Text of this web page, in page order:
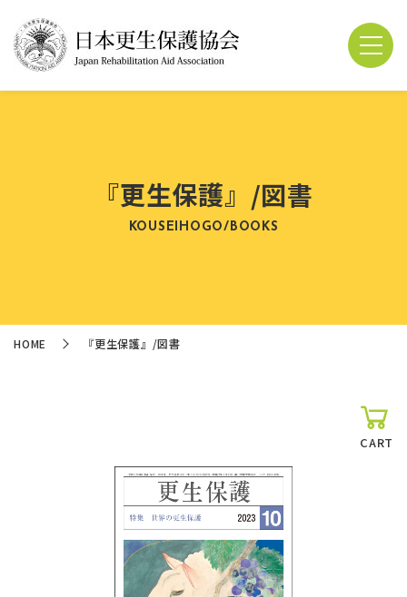
『更生保護』/図書
KOUSEIHOGO/BOOKS
HOME 『更生保護』/図書
CART